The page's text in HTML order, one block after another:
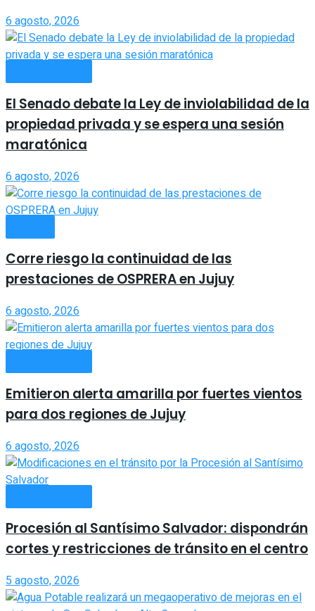
6 agosto, 2026
El Senado debate la Ley de inviolabilidad de la
propiedad privada y se espera una sesión
maratónica
6 agosto, 2026
Corre riesgo la continuidad de las
prestaciones de OSPRERA en Jujuy
6 agosto, 2026
Emitieron alerta amarilla por fuertes vientos
para dos regiones de Jujuy
6 agosto, 2026
Procesión al Santísimo Salvador: dispondrán
cortes y restricciones de tránsito en el centro
5 agosto, 2026